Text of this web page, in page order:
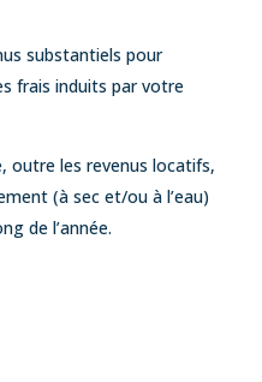
substantiels pour
frais induits par votre
outre les revenus locatifs,
(à sec et/ou à l’eau)
de l’année.